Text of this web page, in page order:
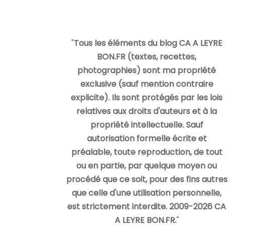
"Tous les éléments du blog CA A LEYRE
BON.FR (textes, recettes,
photographies) sont ma propriété
exclusive (sauf mention contraire
explicite). Ils sont protégés par les lois
relatives aux droits d'auteurs et à la
propriété intellectuelle. Sauf
autorisation formelle écrite et
préalable, toute reproduction, de tout
ou en partie, par quelque moyen ou
procédé que ce soit, pour des fins autres
que celle d'une utilisation personnelle,
est strictement interdite. 2009-2026 CA
A LEYRE BON.FR."